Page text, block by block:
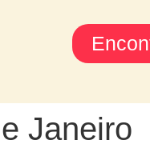
Janeiro